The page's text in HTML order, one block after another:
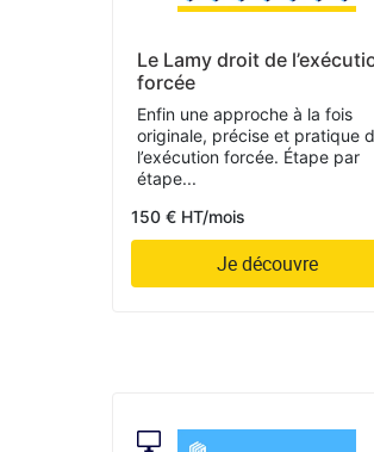
Le Lamy droit de
forcée
Enfin une approche à la fois
originale, précise et pratique
l’exécution forcée. Étape par
étape...
150 € HT/mois
Je découvre